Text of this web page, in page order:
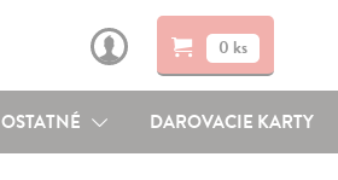
0 ks
OSTATNÉ DAROVACIE KARTY